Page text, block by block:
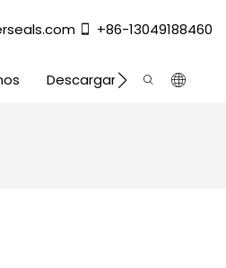
+86-13049188460
Descargar